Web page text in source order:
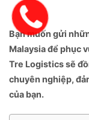
Bạn muốn gửi
Malaysia để phục
Tre Logistics sẽ
chuyên nghiệp,
của bạn.